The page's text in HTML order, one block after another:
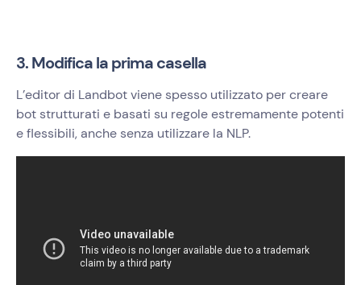
3. Modifica la prima casella
L’editor di Landbot viene spesso utilizzato per creare
bot strutturati e basati su regole estremamente potenti
e flessibili, anche senza utilizzare la NLP.